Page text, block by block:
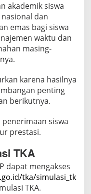
akademik siswa
dan
emas bagi siswa
waktu dan
masing-
karena hasilnya
penting
berikutnya.
siswa
prestasi.
TKA
dapat mengakses
tka/simulasi_tk
TKA.